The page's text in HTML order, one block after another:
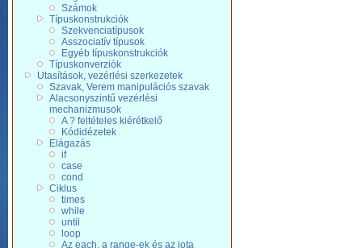
Számok
Típuskonstrukciók
Szekvenciatípusok
Asszociatív típusok
Egyéb típuskonstrukciók
Típuskonverziók
Utasítások, vezérlési szerkezetek
Szavak, Verem manipulációs szavak
Alacsonyszintű vezérlési
mechanizmusok
A ? feltételes kiérétkelő
Kódidézetek
Elágazás
if
case
cond
Ciklus
times
while
until
loop
Az each, a range-ek és az iota